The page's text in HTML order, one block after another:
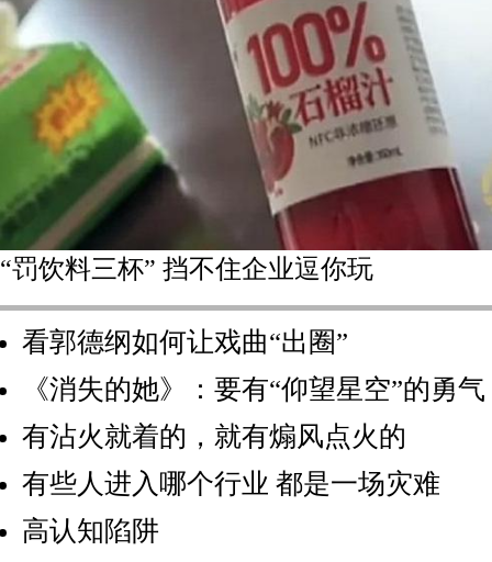
“罚饮料三杯” 挡不住企业逗你玩
看郭德纲如何让戏曲“出圈”
《消失的她》：要有“仰望星空”的勇气
有沾火就着的，就有煽风点火的
有些人进入哪个行业 都是一场灾难
高认知陷阱